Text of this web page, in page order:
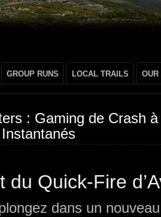
GROUP RUNS LOCAL TRAILS OUR
: Gaming de Crash
du Quick‑Fire
dans un